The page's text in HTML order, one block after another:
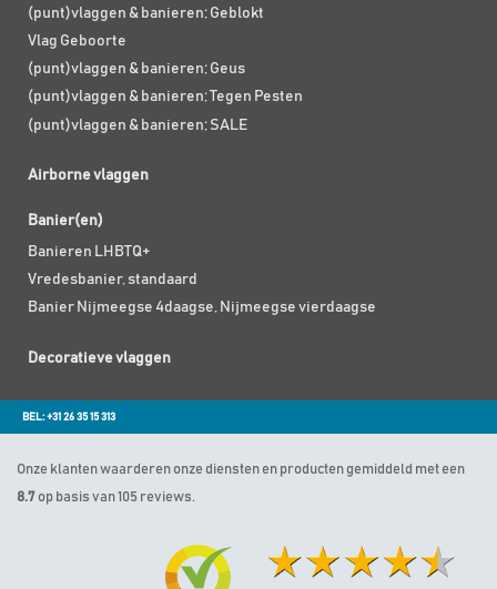
(punt)vlaggen & banieren; Geblokt
Vlag Geboorte
(punt)vlaggen & banieren; Geus
(punt)vlaggen & banieren; Tegen Pesten
(punt)vlaggen & banieren; SALE
Airborne vlaggen
Banier(en)
Banieren LHBTQ+
Vredesbanier, standaard
Banier Nijmeegse 4daagse, Nijmeegse vierdaagse
Decoratieve vlaggen
BEL: +31 26 35 15 313
Onze klanten waarderen onze diensten en producten gemiddeld met een
8.7 op basis van 105 reviews.